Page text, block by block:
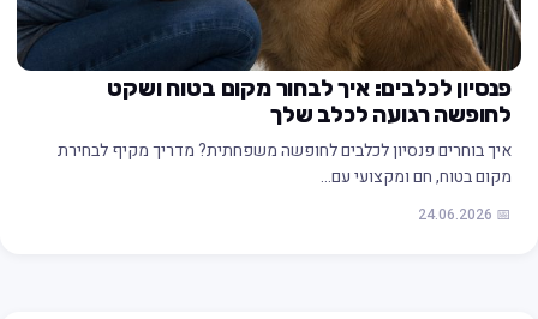
פנסיון לכלבים: איך לבחור מקום בטוח ושקט
לחופשה רגועה לכלב שלך
איך בוחרים פנסיון לכלבים לחופשה משפחתית? מדריך מקיף לבחירת
מקום בטוח, חם ומקצועי עם…
📅 24.06.2026